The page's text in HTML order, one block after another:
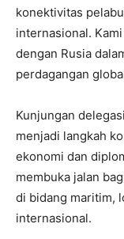
konektivitas
internasional.
dengan Rusia
perdagangan
Kunjungan
menjadi langkah
ekonomi dan
membuka jalan
di bidang maritim,
internasional.